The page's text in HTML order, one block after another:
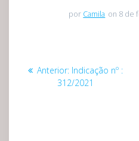
por Camila on 8 de
Navegação
Anterior: Post
anterior:
Indicação nº :
312/2021